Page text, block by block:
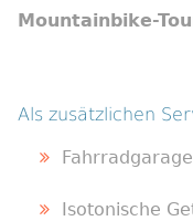
Mountainbike-
Als zusätzlichen
Isotonische